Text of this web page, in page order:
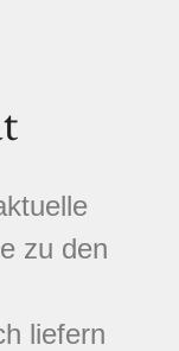
zu den
liefern